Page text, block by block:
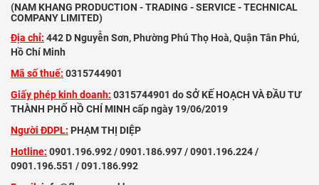
(NAM KHANG PRODUCTION - TRADING - SERVICE - TECHNICAL
COMPANY LIMITED)
Địa chỉ: 442 D Nguyễn Sơn, Phường Phú Thọ Hoà, Quận Tân Phú,
Hồ Chí Minh
Mã số thuế: 0315744901
Giấy phép kinh doanh: 0315744901 do SỞ KẾ HOẠCH VÀ ĐẦU TƯ
THÀNH PHỐ HỒ CHÍ MINH cấp ngày 19/06/2019
Người ĐDPL: PHẠM THỊ DIỆP
Hotline: 0901.196.992 / 0901.186.997 / 0901.196.224 /
0901.196.551 / 091.186.992